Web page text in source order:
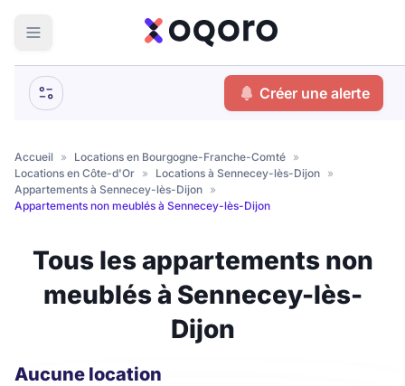
Votre
Que recherchez-vous ?
Colocation Coliving
Résidence étudiante
Meublé ?
recherche
Créer une alerte
Accueil » Locations en Bourgogne-Franche-Comté »
Locations en Côte-d'Or » Locations à Sennecey-lès-Dijon »
Appartements à Sennecey-lès-Dijon »
Appartements non meublés à Sennecey-lès-Dijon
Tous les appartements non
meublés à Sennecey-lès-
Dijon
Aucune location